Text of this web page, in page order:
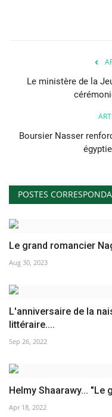
Le ministère de la
Boursier Nasser
POSTES
Le grand romancier
Aug 30, 2023
L'anniversaire de la
littéraire....
Sep 26, 2022
Helmy Shaarawy...
Apr 18, 2022